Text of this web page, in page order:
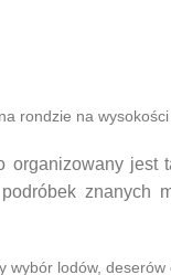
rondzie na
jest
lodów, deserów